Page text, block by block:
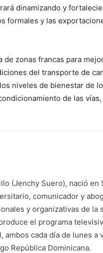
dinamizando y
formales y las
zonas francas para
del transporte de
niveles de bienestar de
de las
(Jenchy Suero), nació en
comunicador y
y organizativas de la
el programa
ambos cada día de lunes a
República Dominicana.